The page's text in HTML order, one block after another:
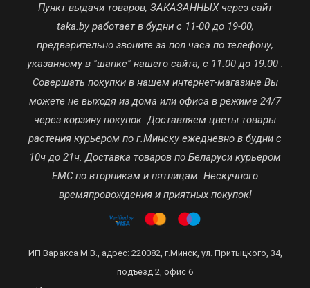
Пункт выдачи товаров, ЗАКАЗАННЫХ через сайт
taka.by работает в будни с 11-00 до 19-00,
предварительно звоните за пол часа по телефону,
указанному в "шапке" нашего сайта, с 11.00 до 19.00 .
Совершать покупки в нашем интернет-магазине Вы
можете не выходя из дома или офиса в режиме 24/7
через корзину покупок. Доставляем цветы товары
растения курьером по г.Минску ежедневно в будни с
10ч до 21ч. Доставка товаров по Беларуси курьером
ЕМС по вторникам и пятницам. Нескучного
времяпровождения и приятных покупок!
ИП Варакса М.В., адрес: 220082, г.Минск, ул. Притыцкого, 34,
подъезд 2, офис 6